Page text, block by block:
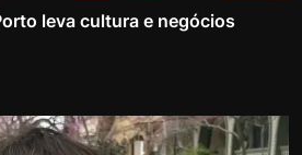
leva cultura e negócios